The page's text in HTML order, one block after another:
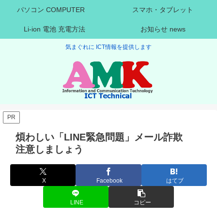
気まぐれに ICT情報を提供します
パソコン COMPUTER スマホ・タブレット
Li-ion 電池 充電方法 お知らせ news
PR
煩わしい「LINE緊急問題」メール詐欺
注意しましょう
X Facebook はてブ
LINE コピー